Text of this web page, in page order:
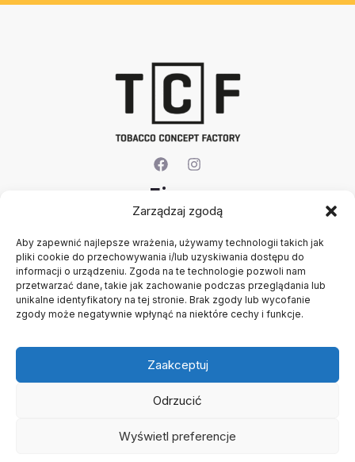
Zarządzaj zgodą
Aby zapewnić najlepsze wrażenia, używamy technologii takich jak
pliki cookie do przechowywania i/lub uzyskiwania dostępu do
informacji o urządzeniu. Zgoda na te technologie pozwoli nam
przetwarzać dane, takie jak zachowanie podczas przeglądania lub
unikalne identyfikatory na tej stronie. Brak zgody lub wycofanie
zgody może negatywnie wpłynąć na niektóre cechy i funkcje.
Zaakceptuj
Odrzucić
Wyświetl preferencje
Firma
Kontakt
Rejestracja firmy
Konto
Polityka prywatności
Regulamin
Copyright © 2026 B2B - Panel Hurtowy - TCF - Tobacco